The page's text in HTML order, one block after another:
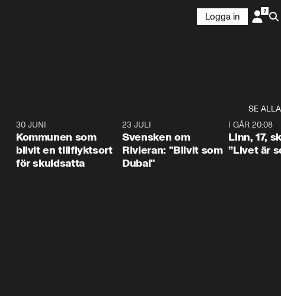
Logga in
SE ALLA
1:24
30 JUNI
Kommunen som
blivit en tillflyktsort
för skuldsatta
23 JULI
Svensken om
Rivieran: "Blivit som
Dubai"
I GÅR 20:08
Linn, 17,
”Livet är